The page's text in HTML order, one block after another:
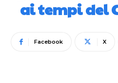
ai tempi del
Facebook X